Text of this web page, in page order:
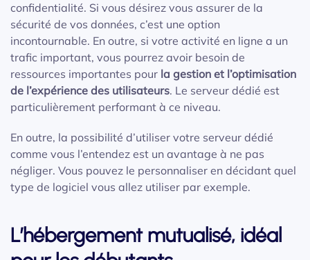
confidentialité. Si vous désirez vous assurer de la
sécurité de vos données, c’est une option
incontournable. En outre, si votre activité en ligne a un
trafic important, vous pourrez avoir besoin de
ressources importantes pour la gestion et l’optimisation
de l’expérience des utilisateurs. Le serveur dédié est
particulièrement performant à ce niveau.
En outre, la possibilité d’utiliser votre serveur dédié
comme vous l’entendez est un avantage à ne pas
négliger. Vous pouvez le personnaliser en décidant quel
type de logiciel vous allez utiliser par exemple.
L’hébergement mutualisé, idéal